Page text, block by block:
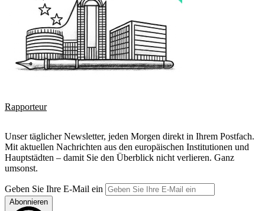
Rapporteur
Unser täglicher Newsletter, jeden Morgen direkt in Ihrem Postfach.
Mit aktuellen Nachrichten aus den europäischen Institutionen und
Hauptstädten – damit Sie den Überblick nicht verlieren. Ganz
umsonst.
Geben Sie Ihre E-Mail ein
Abonnieren